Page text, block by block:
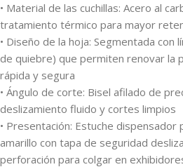
• Material de las cuchillas: Acero al
tratamiento térmico para mayor
• Diseño de la hoja: Segmentada
de quiebre) que permiten renovar la
rápida y segura
• Ángulo de corte: Bisel afilado de
deslizamiento fluido y cortes limpios
• Presentación: Estuche
amarillo con tapa de seguridad
perforación para colgar en